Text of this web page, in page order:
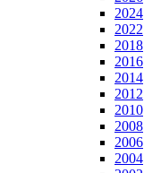
2024
2022
2018
2016
2014
2012
2010
2008
2006
2004